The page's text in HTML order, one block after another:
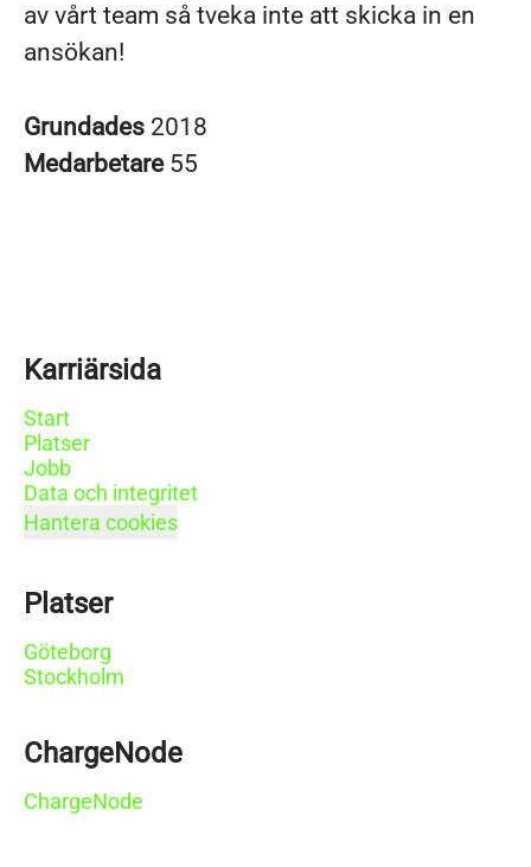
av vårt team så tveka inte att skicka in en
ansökan!
Grundades 2018
Medarbetare 55
Karriärsida
Start
Platser
Jobb
Data och integritet
Hantera cookies
Platser
Göteborg
Stockholm
ChargeNode
ChargeNode